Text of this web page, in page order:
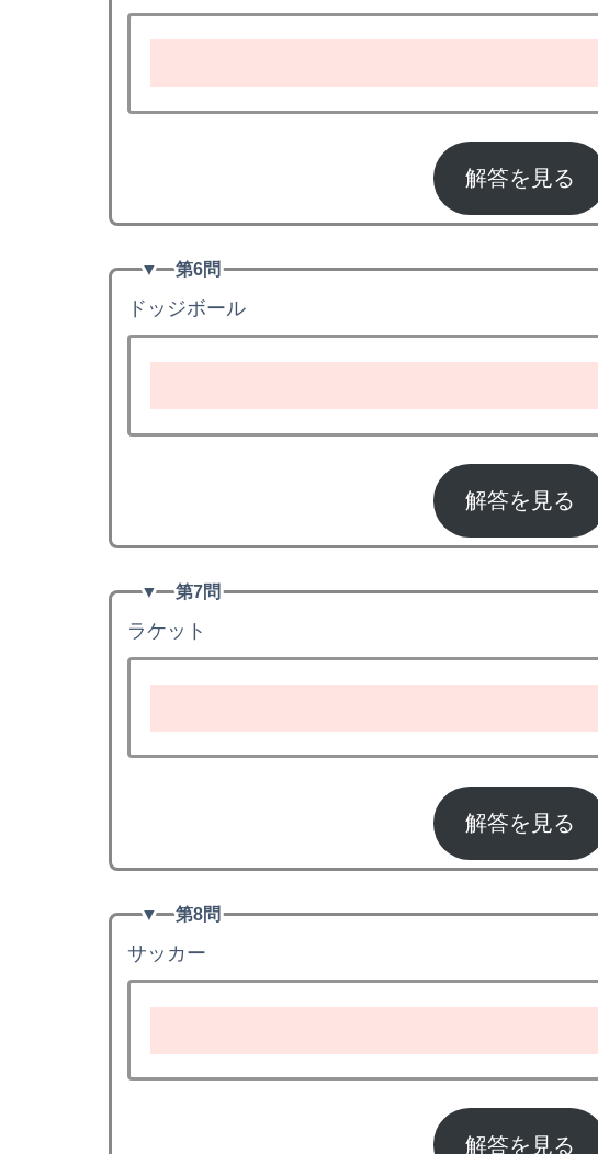
解答を見る
▼第6問
ドッジボール
解答を見る
▼第7問
ラケット
解答を見る
▼第8問
サッカー
解答を見る